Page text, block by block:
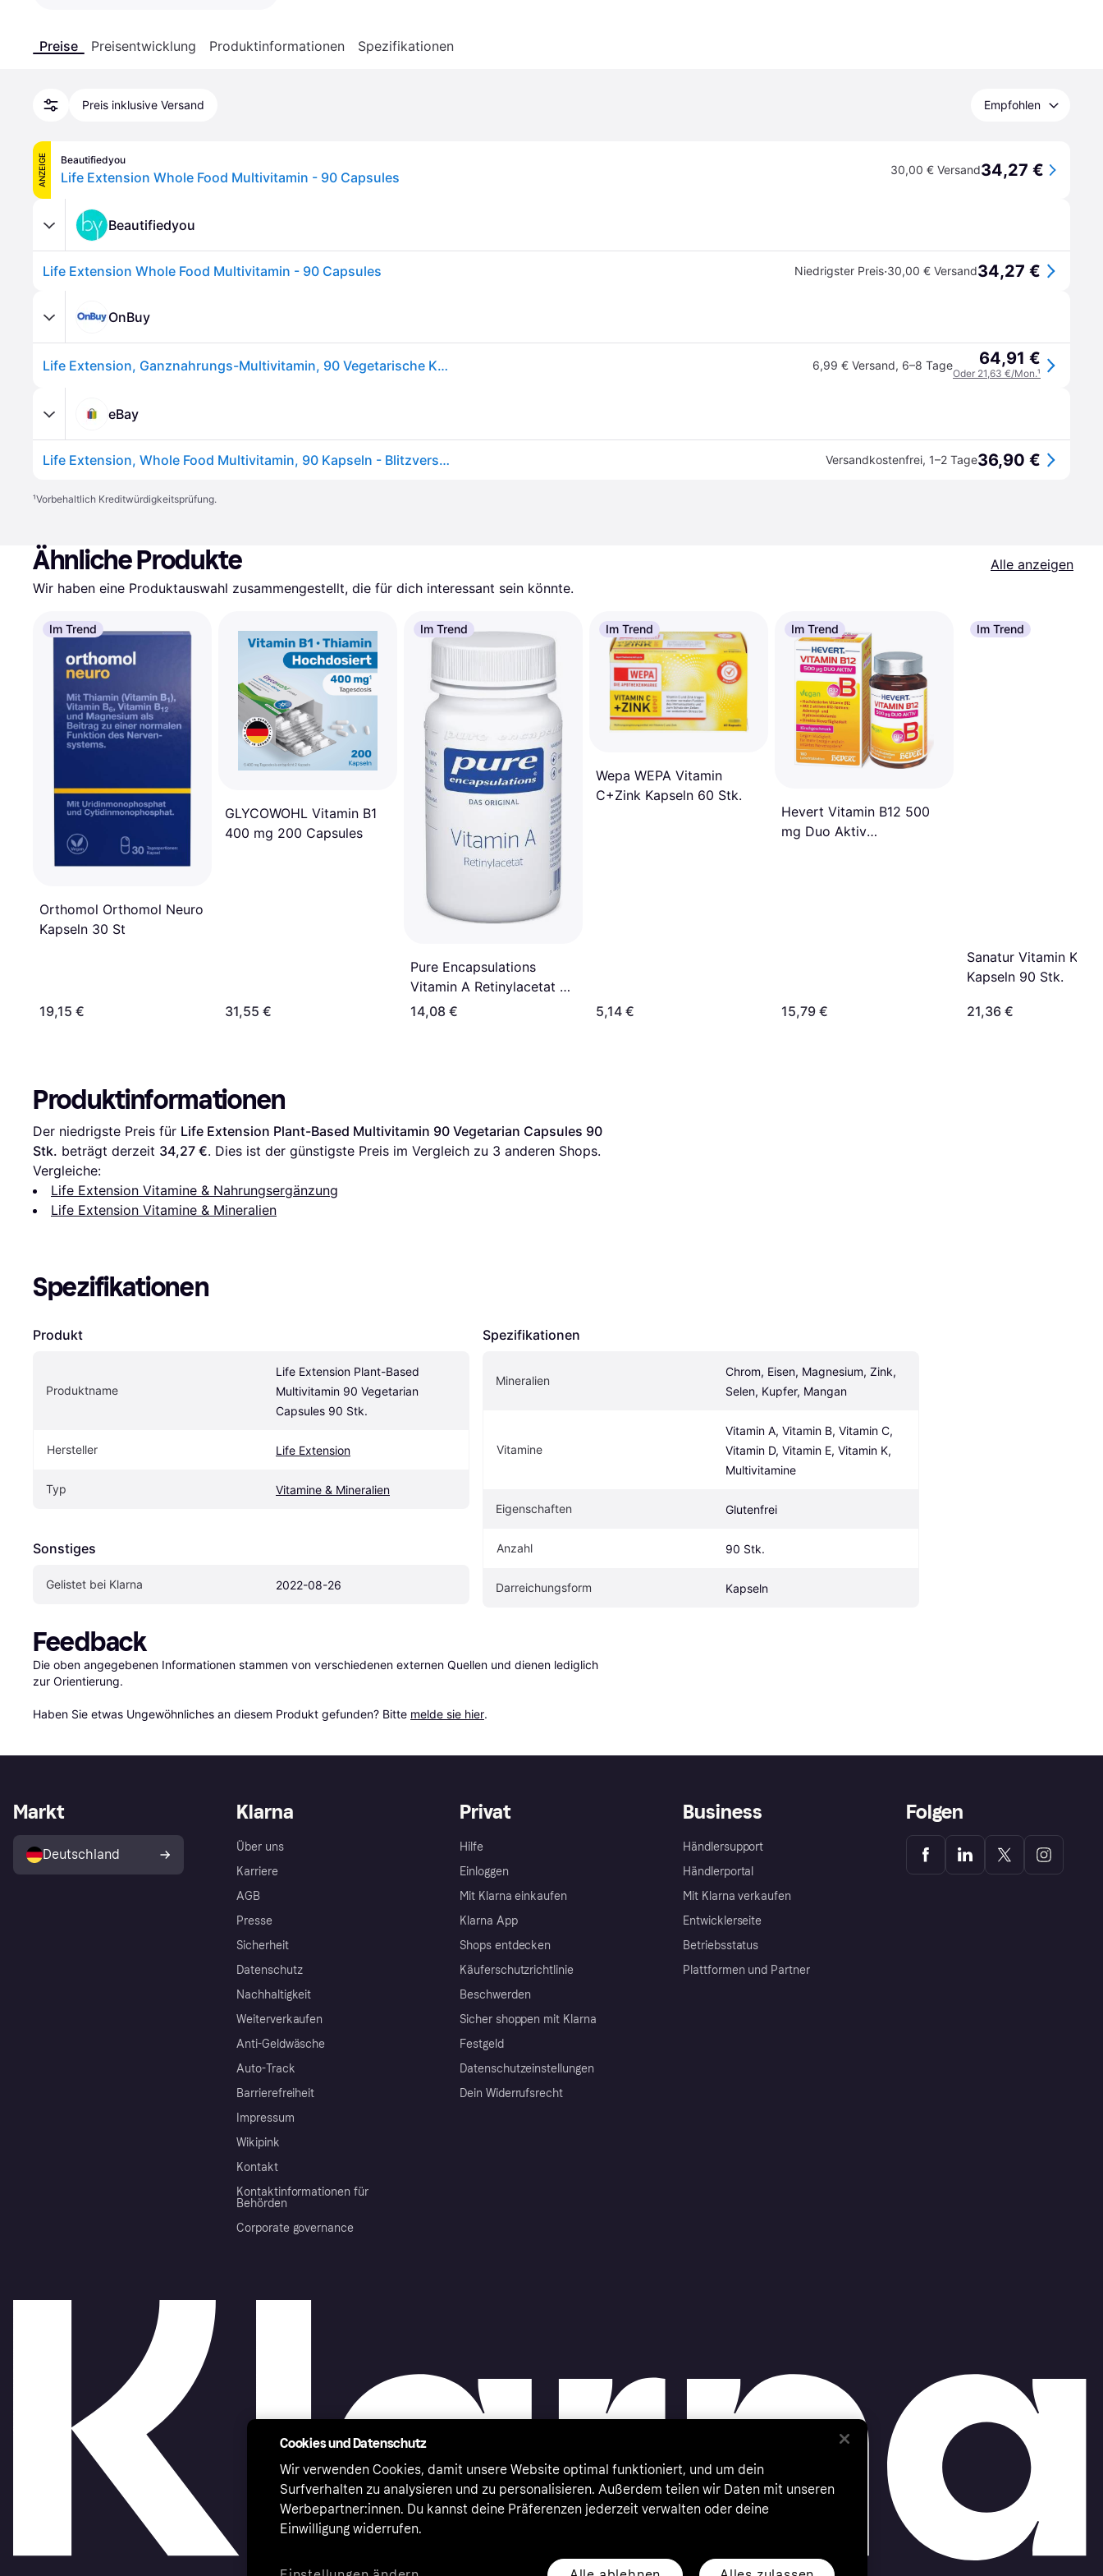
Preise Preisentwicklung Produktinformationen Spezifikationen
Preis inklusive Versand Empfohlen
ANZEIGE Beautifiedyou
Life Extension Whole Food Multivitamin - 90 Capsules 30,00 € Versand34,27 €
Beautifiedyou
Life Extension Whole Food Multivitamin - 90 Capsules Niedrigster Preis·30,00 € Versand34,27 €
OnBuy
Life Extension, Ganznahrungs-Multivitamin, 90 Vegetarische Kapseln 6,99 € Versand, 6–8 Tage 64,91 €
Oder 21,63 €/Mon.¹
eBay
Life Extension, Whole Food Multivitamin, 90 Kapseln - Blitzversand Versandkostenfrei, 1–2 Tage36,90 €
¹Vorbehaltlich Kreditwürdigkeitsprüfung.
Ähnliche Produkte
Alle anzeigen
Wir haben eine Produktauswahl zusammengestellt, die für dich interessant sein könnte.
Im Trend
Orthomol Orthomol Neuro
Kapseln 30 St
19,15 €
GLYCOWOHL Vitamin B1
400 mg 200 Capsules
31,55 €
Im Trend
Pure Encapsulations
Vitamin A Retinylacetat 60
Stk.
14,08 €
Im Trend
Wepa WEPA Vitamin
C+Zink Kapseln 60 Stk.
5,14 €
Im Trend
Hevert Vitamin B12 500
mg Duo Aktiv
15,79 €
Im Trend
Sanatur Vitamin K2
Kapseln 90 Stk.
21,36 €
Produktinformationen
Der niedrigste Preis für Life Extension Plant-Based Multivitamin 90 Vegetarian Capsules 90
Stk. beträgt derzeit 34,27 €. Dies ist der günstigste Preis im Vergleich zu 3 anderen Shops.
Vergleiche:
Life Extension Vitamine & Nahrungsergänzung
Life Extension Vitamine & Mineralien
Spezifikationen
Produkt
Produktname
Life Extension Plant-Based
Multivitamin 90 Vegetarian
Capsules 90 Stk.
Hersteller Life Extension
Typ Vitamine & Mineralien
Sonstiges
Gelistet bei Klarna 2022-08-26
Spezifikationen
Mineralien
Chrom, Eisen, Magnesium, Zink,
Selen, Kupfer, Mangan
Vitamine
Vitamin A, Vitamin B, Vitamin C,
Vitamin D, Vitamin E, Vitamin K,
Multivitamine
Eigen­schaften Glutenfrei
Anzahl 90 Stk.
Darreichungsform Kapseln
Feedback
Die oben angegebenen Informationen stammen von verschiedenen externen Quellen und dienen lediglich
zur Orientierung.
Haben Sie etwas Ungewöhnliches an diesem Produkt gefunden? Bitte melde sie hier.
Klarna
Über uns
Karriere
AGB
Presse
Sicherheit
Datenschutz
Nachhaltigkeit
Weiterverkaufen
Anti-Geldwäsche
Auto-Track
Barrierefreiheit
Impressum
Wikipink
Kontakt
Kontaktinformationen für
Behörden
Corporate governance
Privat
Hilfe
Einloggen
Mit Klarna einkaufen
Klarna App
Shops entdecken
Käuferschutzrichtlinie
Beschwerden
Sicher shoppen mit Klarna
Festgeld
Datenschutzeinstellungen
Dein Widerrufsrecht
Business
Händlersupport
Händlerportal
Mit Klarna verkaufen
Entwicklerseite
Betriebsstatus
Plattformen und Partner
Markt
Deutschland
Folgen
Cookies und Datenschutz
Wir verwenden Cookies, damit unsere Website optimal funktioniert, und um dein
Surfverhalten zu analysieren und zu personalisieren. Außerdem teilen wir Daten mit unseren
Werbepartner:innen. Du kannst deine Präferenzen jederzeit verwalten oder deine
Einwilligung widerrufen.